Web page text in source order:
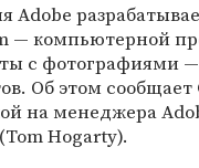
Adobe
— компьютерной
с фотографиями
Об этом сообщает
на менеджера
Hogarty).